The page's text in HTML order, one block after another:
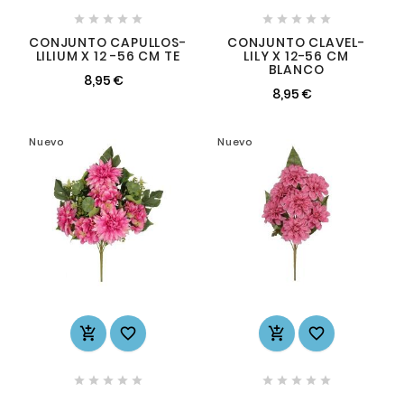
    
CONJUNTO CAPULLOS-
LILIUM X 12 -56 CM TE
8,95 €
    
CONJUNTO CLAVEL-
LILY X 12-56 CM
BLANCO
8,95 €
Nuevo
 
    
Nuevo
 
    